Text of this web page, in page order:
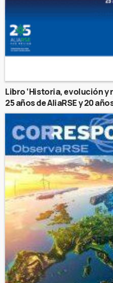
Libro ‘Historia, evolución y
25 años de AliaRSE y 20